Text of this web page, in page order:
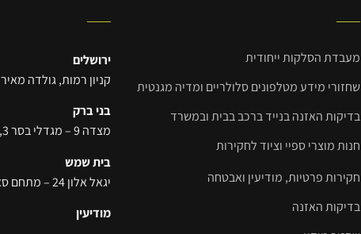
מעבדת הסלקות ייחודית​
שחזורי מידע מטלפונים סלולריים ומדיה מגנטית​
בדיקות האזנה בנייד ברכב בבית ובמשרד
חנות מוצרי ספיי וציוד לחקירות
חקירות פרטיות, מודיעין ואבטחה
בדיקות האזנה
ירושלים
קניון רמות, גולדה מאיר 255, שכונת רמות
בני ברק
מצדה 9 – מגדלי בסר 3, קומה 24
בית שמש
יגאל אלון 24 – מתחם סאן סנטר
מודיעין